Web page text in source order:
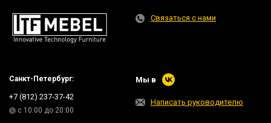
Санкт-Петербург:
+7 (812) 237-37-42
с 10:00 до 20:00
Связаться с нами
Мы в
Написать руководителю